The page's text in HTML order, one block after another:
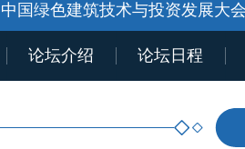
中国绿色建筑技术与投资发展大
论坛介绍 论坛日程